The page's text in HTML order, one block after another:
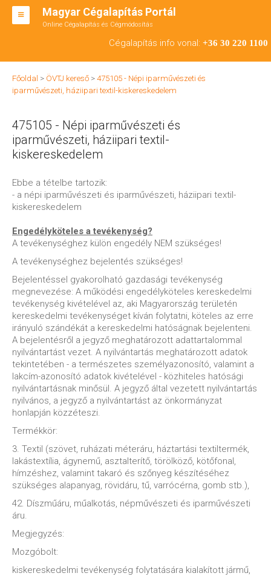
Magyar Cégalapítás Portál
Online Cégalapítás és Cégmódosítás
Cégalapítás info vonal: +36 30 220 1100
BT ALAPÍTÁS
RT ALAPÍTÁS
ÁTALAKULÁS
TEÁOR SZÁMOK '08
ENGEDÉLYKÖTELES
KAPCSOLAT
IRODÁK
Főoldal > ÖVTJ kereső > 475105 - Népi iparművészeti és
iparművészeti, háziipari textil-kiskereskedelem
475105 - Népi iparművészeti és
iparművészeti, háziipari textil-
kiskereskedelem
Ebbe a tételbe tartozik:
- a népi iparművészeti és iparművészeti, háziipari textil-
kiskereskedelem
Engedélyköteles a tevékenység?
A tevékenységhez külön engedély NEM szükséges!
A tevékenységhez bejelentés szükséges!
Bejelentéssel gyakorolható gazdasági tevékenység
megnevezése: A működési engedélyköteles kereskedelmi
tevékenység kivételével az, aki Magyarország területén
kereskedelmi tevékenységet kíván folytatni, köteles az erre
irányuló szándékát a kereskedelmi hatóságnak bejelenteni.
A bejelentésről a jegyző meghatározott adattartalommal
nyilvántartást vezet. A nyilvántartás meghatározott adatok
tekintetében - a természetes személyazonosító, valamint a
lakcím-azonosító adatok kivételével - közhiteles hatósági
nyilvántartásnak minősül. A jegyző által vezetett nyilvántartás
nyilvános, a jegyző a nyilvántartást az önkormányzat
honlapján közzéteszi.
Termékkör:
3. Textil (szövet, ruházati méteráru, háztartási textiltermék,
lakástextília, ágynemű, asztalterítő, törölköző, kötőfonal,
hímzéshez, valamint takaró és szőnyeg készítéséhez
szükséges alapanyag, rövidáru, tű, varrócérna, gomb stb.),
42. Díszműáru, műalkotás, népművészeti és iparművészeti
áru.
Megjegyzés:
Mozgóbolt:
kiskereskedelmi tevékenység folytatására kialakított jármű,